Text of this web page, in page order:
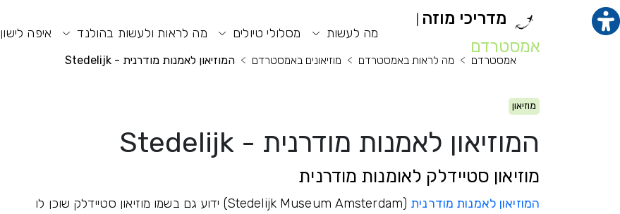
מדריכי מוזה
אמסטרדם
מה לעשות מסלולי טיולים מה לראות ולעשות בהולנד איפה לישון
אמסטרדם
מה לראות באמסטרדם מוזיאונים באמסטרדם המוזיאון לאמנות מודרנית - Stedelijk
מוזיאון
המוזיאון לאמנות מודרנית - Stedelijk
מוזיאון סטיידלק לאומנות מודרנית
המוזיאון לאמנות מודרנית
(Stedelijk Museum Amsterdam) ידוע גם בשמו מוזיאון סטיידלק שוכן לו